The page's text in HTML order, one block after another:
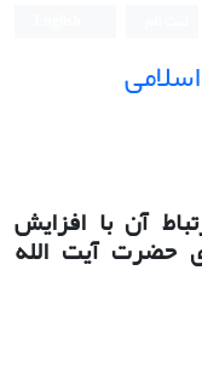
آن با افزایش
حضرت آیت الله